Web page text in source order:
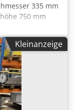
335 mm
750 mm
bei 90
45 Grad: rund
320 x 335 mm
mm
x 335 mm
15
m
Kleinanzeige